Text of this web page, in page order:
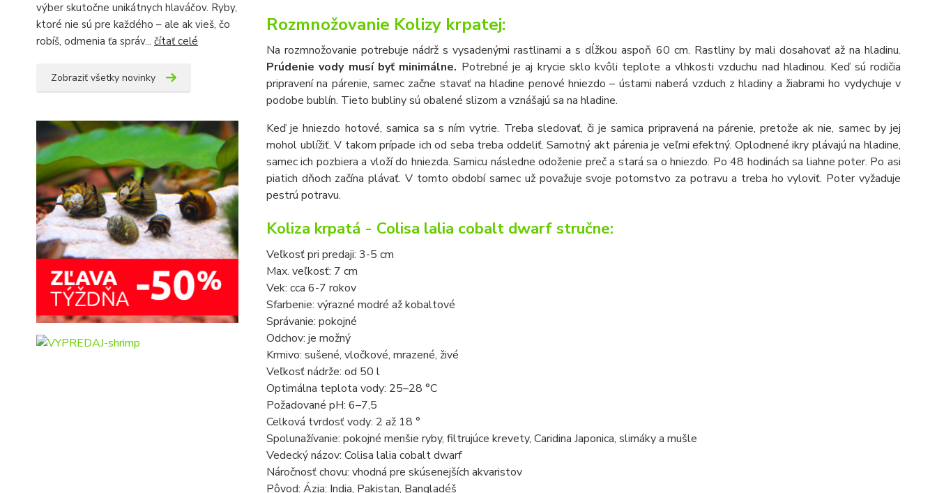
výber skutočne unikátnych hlaváčov. Ryby,
ktoré nie sú pre každého – ale ak vieš, čo
robíš, odmenia ťa správ... čítať celé
Zobraziť všetky novinky
Rozmnožovanie Kolizy krpatej:
Na rozmnožovanie potrebuje nádrž s vysadenými rastlinami a s dĺžkou aspoň 60 cm. Rastliny by mali dosahovať až na hladinu.
Prúdenie vody musí byť minimálne. Potrebné je aj krycie sklo kvôli teplote a vlhkosti vzduchu nad hladinou. Keď sú rodičia
pripravení na párenie, samec začne stavať na hladine penové hniezdo – ústami naberá vzduch z hladiny a žiabrami ho vydychuje v
podobe bublín. Tieto bubliny sú obalené slizom a vznášajú sa na hladine.
Keď je hniezdo hotové, samica sa s ním vytrie. Treba sledovať, či je samica pripravená na párenie, pretože ak nie, samec by jej
mohol ublížiť. V takom prípade ich od seba treba oddeliť. Samotný akt párenia je veľmi efektný. Oplodnené ikry plávajú na hladine,
samec ich pozbiera a vloží do hniezda. Samicu následne odoženie preč a stará sa o hniezdo. Po 48 hodinách sa liahne poter. Po asi
piatich dňoch začína plávať. V tomto období samec už považuje svoje potomstvo za potravu a treba ho vyloviť. Poter vyžaduje
pestrú potravu.
Koliza krpatá - Colisa lalia cobalt dwarf stručne:
Veľkosť pri predaji: 3-5 cm
Max. veľkosť: 7 cm
Vek: cca 6-7 rokov
Sfarbenie: výrazné modré až kobaltové
Správanie: pokojné
Odchov: je možný
Krmivo: sušené, vločkové, mrazené, živé
Veľkosť nádrže: od 50 l
Optimálna teplota vody: 25–28 °C
Požadované pH: 6–7,5
Celková tvrdosť vody: 2 až 18 °
Spolunažívanie: pokojné menšie ryby, filtrujúce krevety, Caridina Japonica, slimáky a mušle
Vedecký názov: Colisa lalia cobalt dwarf
Náročnosť chovu: vhodná pre skúsenejších akvaristov
Pôvod: Ázia: India, Pakistan, Bangladéš